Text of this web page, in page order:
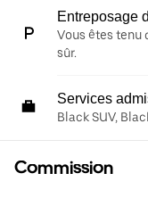
Entreposage
Vous êtes tenu
sûr.
Services
Black SUV,
Commission